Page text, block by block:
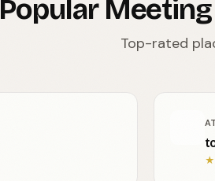
Popular
Top-rated
★